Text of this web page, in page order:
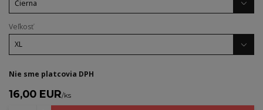
Veľkosť
Nie sme platcovia DPH
16,00 EUR/ks